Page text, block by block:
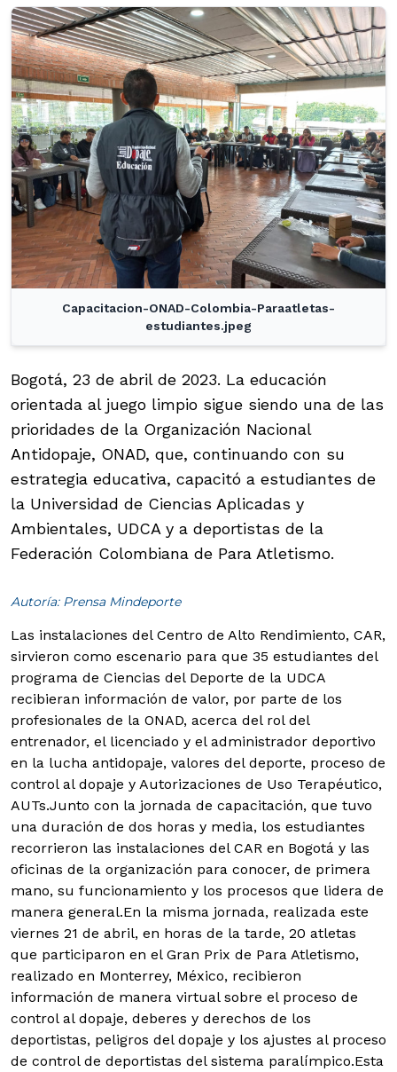
Capacitacion-ONAD-Colombia-Paraatletas-
estudiantes.jpeg
Bogotá, 23 de abril de 2023. La educación
orientada al juego limpio sigue siendo una de las
prioridades de la Organización Nacional
Antidopaje, ONAD, que, continuando con su
estrategia educativa, capacitó a estudiantes de
la Universidad de Ciencias Aplicadas y
Ambientales, UDCA y a deportistas de la
Federación Colombiana de Para Atletismo.
Autoría: Prensa Mindeporte
Las instalaciones del Centro de Alto Rendimiento, CAR,
sirvieron como escenario para que 35 estudiantes del
programa de Ciencias del Deporte de la UDCA
recibieran información de valor, por parte de los
profesionales de la ONAD, acerca del rol del
entrenador, el licenciado y el administrador deportivo
en la lucha antidopaje, valores del deporte, proceso de
control al dopaje y Autorizaciones de Uso Terapéutico,
AUTs.Junto con la jornada de capacitación, que tuvo
una duración de dos horas y media, los estudiantes
recorrieron las instalaciones del CAR en Bogotá y las
oficinas de la organización para conocer, de primera
mano, su funcionamiento y los procesos que lidera de
manera general.En la misma jornada, realizada este
viernes 21 de abril, en horas de la tarde, 20 atletas
que participaron en el Gran Prix de Para Atletismo,
realizado en Monterrey, México, recibieron
información de manera virtual sobre el proceso de
control al dopaje, deberes y derechos de los
deportistas, peligros del dopaje y los ajustes al proceso
de control de deportistas del sistema paralímpico.Esta